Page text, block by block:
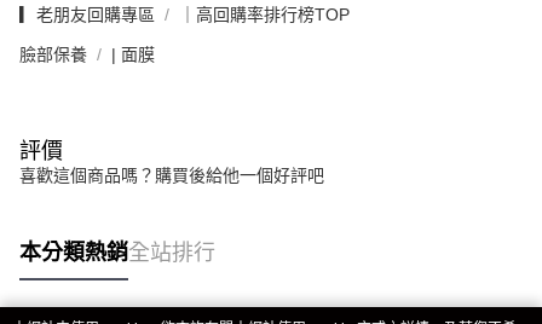
▎老朋友回購專區 ｜高回購率排行榜TOP
臉部保養 | 面膜
評價
喜歡這個商品嗎？購買後給他一個好評吧
本分類熱銷全站排行